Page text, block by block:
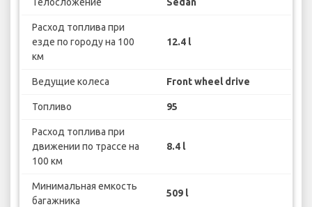
Расход топлива при
езде по городу на 100
км
12.4 l
Ведущие колеса Front wheel drive
Топливо 95
Расход топлива при
движении по трассе на
100 км
8.4 l
Минимальная емкость
багажника
509 l